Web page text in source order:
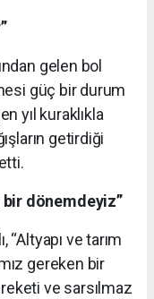
gelen bol
güç bir durum
yıl kuraklıkla
getirdiği
dönemdeyiz”
“Altyapı ve tarım
gereken bir
ve sarsılmaz